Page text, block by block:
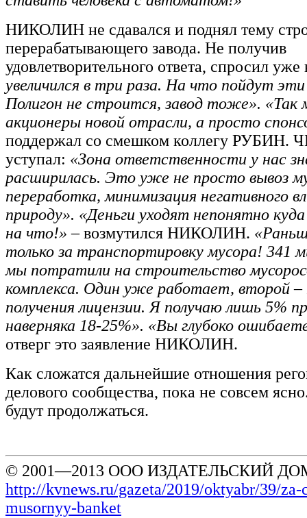
НИКОЛИН не сдавался и поднял тему
перерабатывающего завода. Не получив
удовлетворительного ответа, спросил
увеличился в три раза. На что пойдут эти
Полигон не строится, завод тоже».
акционеры новой отрасли, а просто
поддержал со смешком коллегу РУБИН.
уступал: «Зона ответственности у нас
расширилась. Это уже не просто вывоз
переработка, минимизация негативного
природу». «Деньги уходят непонятно
на что!» – возмутился НИКОЛИН.
только за транспортировку мусора! 341
мы потратили на строительство
комплекса. Один уже работает, второй –
получения лицензии. Я получаю лишь 5%
наверняка 18-25%». «Вы глубоко
отверг это заявление НИКОЛИН.
Как сложатся дальнейшие отношения
делового сообщества, пока не совсем
будут продолжаться.
© 2001—2013 ООО ИЗДАТЕЛЬСКИЙ
http://kvnews.ru/gazeta/2019/oktyabr/39/za-
musornyy-banket